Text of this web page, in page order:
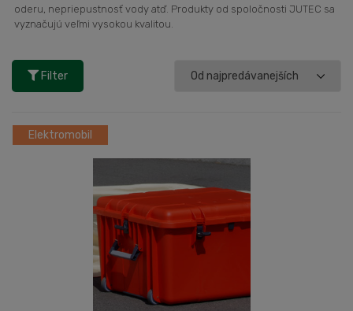
oderu, nepriepustnosť vody atď. Produkty od spoločnosti JUTEC sa
vyznačujú veľmi vysokou kvalitou.
Filter
Elektromobil